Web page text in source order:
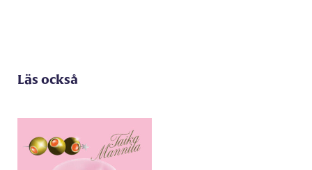
Läs också